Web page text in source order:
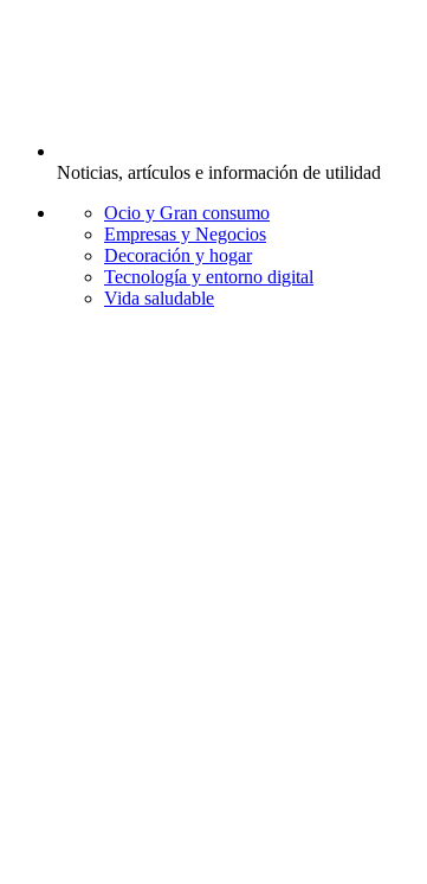
Noticias, artículos e información de utilidad
Ocio y Gran consumo
Empresas y Negocios
Decoración y hogar
Tecnología y entorno digital
Vida saludable